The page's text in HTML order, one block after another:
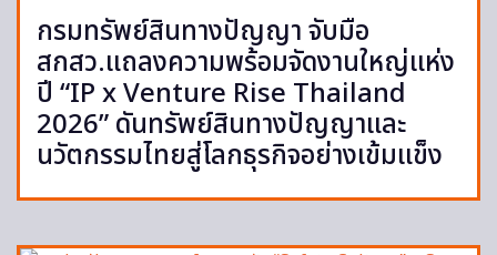
กรมทรัพย์สินทางปัญญา จับมือ
สกสว.แถลงความพร้อมจัดงานใหญ่แห่ง
ปี “IP x Venture Rise Thailand
2026” ดันทรัพย์สินทางปัญญาและ
นวัตกรรมไทยสู่โลกธุรกิจอย่างเข้มแข็ง